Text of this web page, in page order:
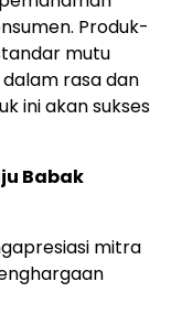
Produk-
mutu
rasa dan
ini akan sukses
Babak
mitra